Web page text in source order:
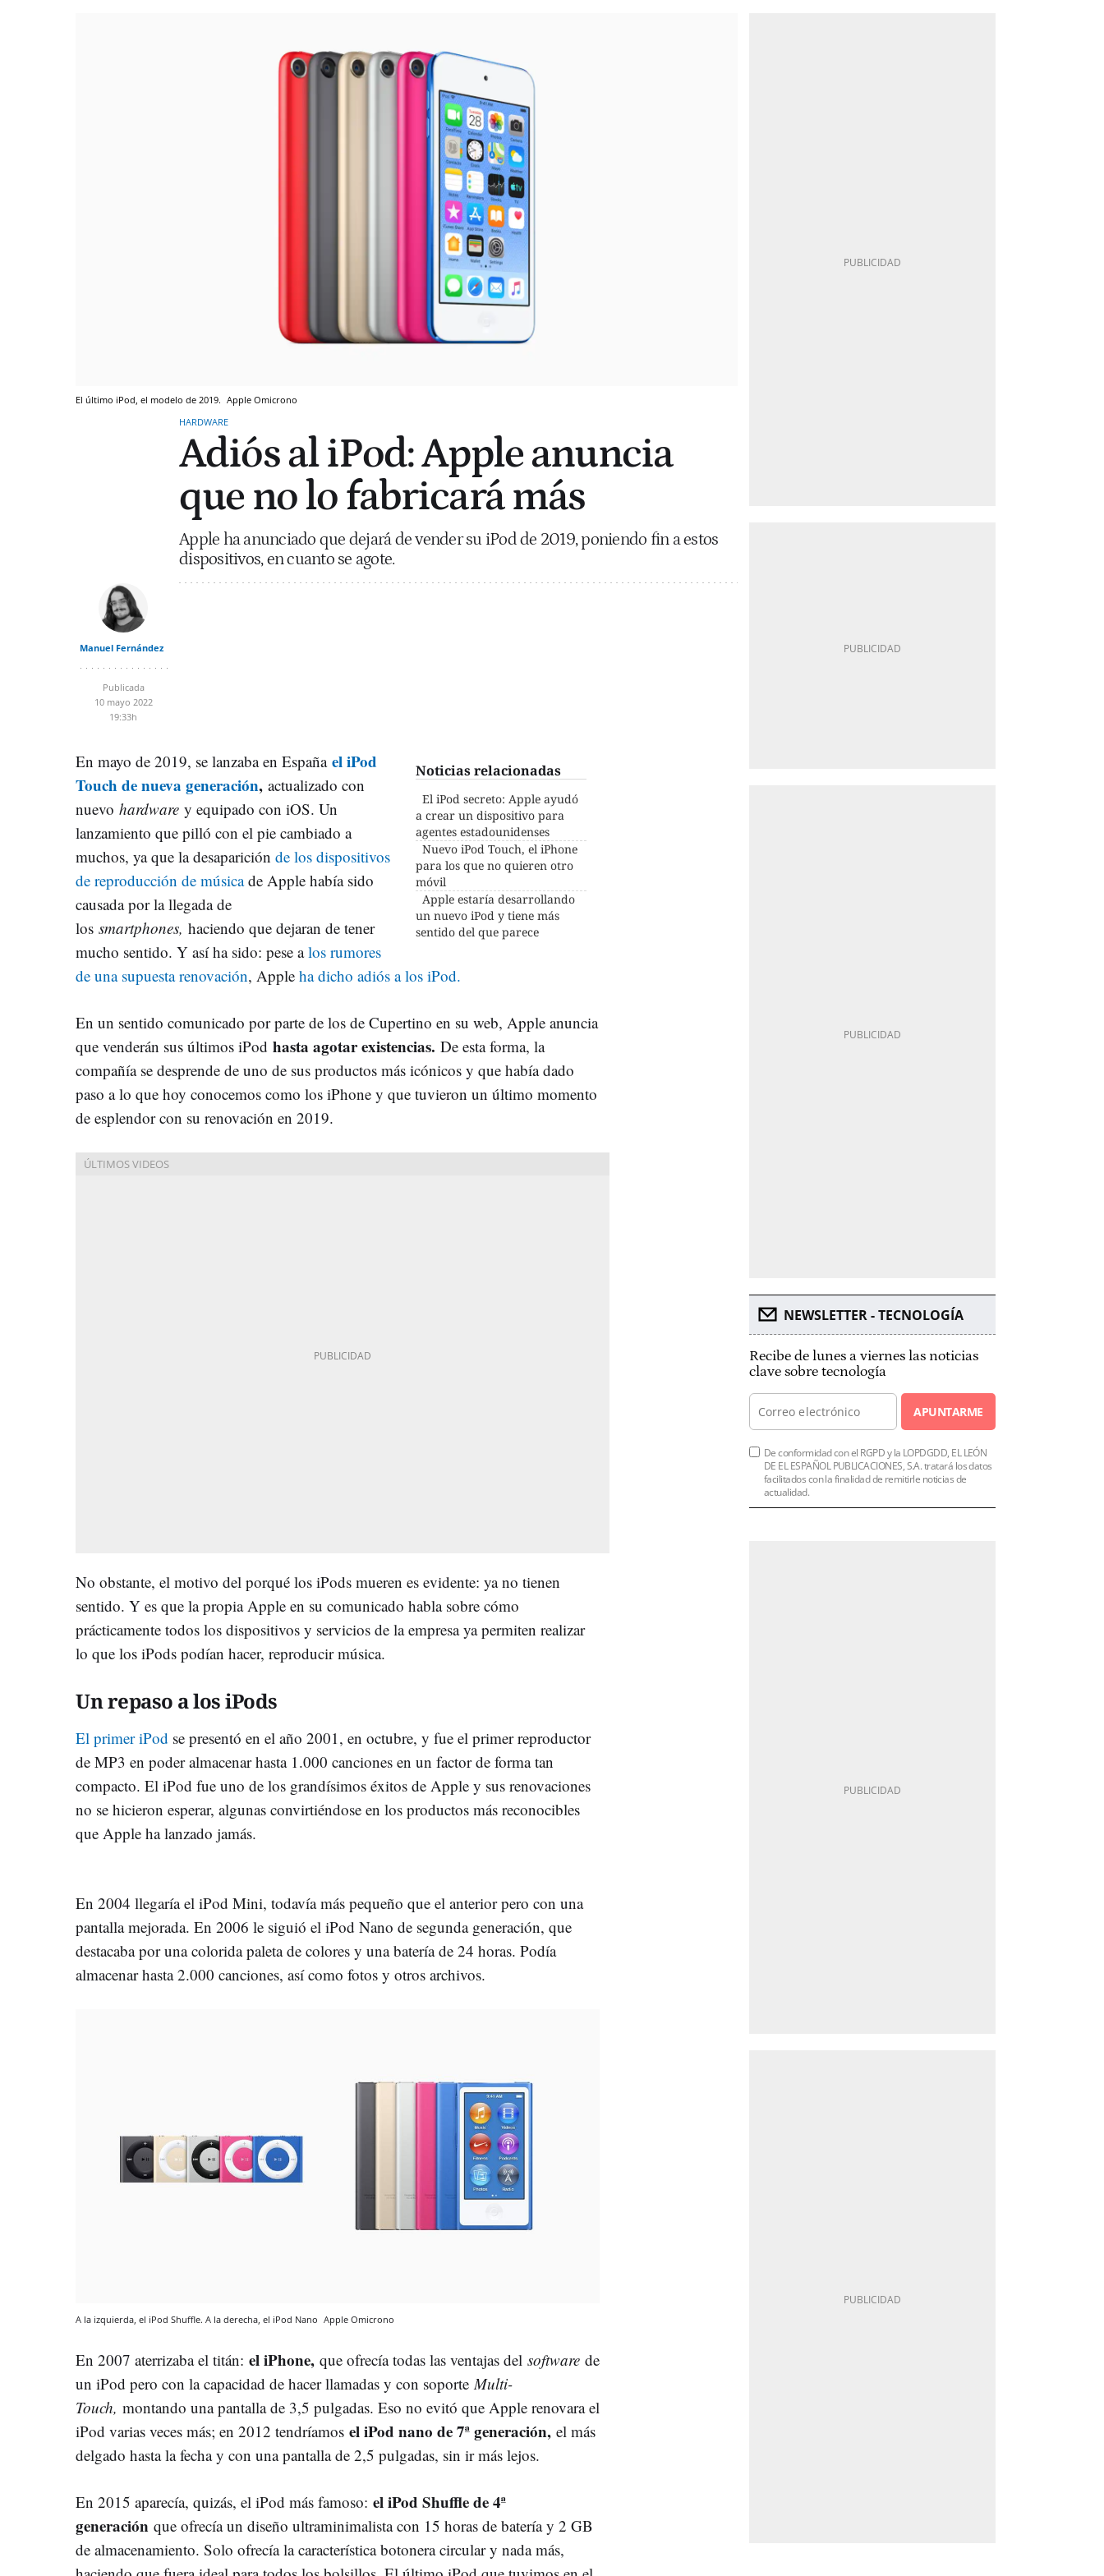
El último iPod, el modelo de 2019. Apple Omicrono
HARDWARE
Adiós al iPod: Apple anuncia
que no lo fabricará más
Apple ha anunciado que dejará de vender su iPod de 2019, poniendo fin a estos
dispositivos, en cuanto se agote.
Manuel Fernández
Publicada
10 mayo 2022
19:33h
Noticias relacionadas
El iPod secreto: Apple ayudó
a crear un dispositivo para
agentes estadounidenses
Nuevo iPod Touch, el iPhone
para los que no quieren otro
móvil
Apple estaría desarrollando
un nuevo iPod y tiene más
sentido del que parece
En mayo de 2019, se lanzaba en España el iPod
Touch de nueva generación, actualizado con
nuevo hardware y equipado con iOS. Un
lanzamiento que pilló con el pie cambiado a
muchos, ya que la desaparición de los dispositivos
de reproducción de músicade Apple había sido
causada por la llegada de
los smartphones, haciendo que dejaran de tener
mucho sentido. Y así ha sido: pese alos rumores
de una supuesta renovación, Apple ha dicho adiós a los iPod.
En un sentido comunicado por parte de los de Cupertino en su web, Apple anuncia
que venderán sus últimos iPod hasta agotar existencias. De esta forma, la
compañía se desprende de uno de sus productos más icónicos y que había dado
paso a lo que hoy conocemos como los iPhone y que tuvieron un último momento
de esplendor con su renovación en 2019.
No obstante, el motivo del porqué los iPods mueren es evidente: ya no tienen
sentido. Y es que la propia Apple en su comunicado habla sobre cómo
prácticamente todos los dispositivos y servicios de la empresa ya permiten realizar
lo que los iPods podían hacer, reproducir música.
Un repaso a los iPods
El primer iPod se presentó en el año 2001, en octubre, y fue el primer reproductor
de MP3 en poder almacenar hasta 1.000 canciones en un factor de forma tan
compacto. El iPod fue uno de los grandísimos éxitos de Apple y sus renovaciones
no se hicieron esperar, algunas convirtiéndose en los productos más reconocibles
que Apple ha lanzado jamás.
En 2004 llegaría el iPod Mini, todavía más pequeño que el anterior pero con una
pantalla mejorada. En 2006 le siguió el iPod Nano de segunda generación, que
destacaba por una colorida paleta de colores y una batería de 24 horas. Podía
almacenar hasta 2.000 canciones, así como fotos y otros archivos.
A la izquierda, el iPod Shuffle. A la derecha, el iPod Nano Apple Omicrono
En 2007 aterrizaba el titán: el iPhone, que ofrecía todas las ventajas del software de
un iPod pero con la capacidad de hacer llamadas y con soporteMulti-
Touch, montando una pantalla de 3,5 pulgadas. Eso no evitó que Apple renovara el
iPod varias veces más; en 2012 tendríamos el iPod nano de 7ª generación, el más
delgado hasta la fecha y con una pantalla de 2,5 pulgadas, sin ir más lejos.
En 2015 aparecía, quizás, el iPod más famoso: el iPod Shuffle de 4ª
generación que ofrecía un diseño ultraminimalista con 15 horas de batería y 2 GB
de almacenamiento. Solo ofrecía la característica botonera circular y nada más,
NEWSLETTER - TECNOLOGÍA
Recibe de lunes a viernes las noticias
clave sobre tecnología
APUNTARME
De conformidad con el RGPD y la LOPDGDD, EL LEÓN
DE EL ESPAÑOL PUBLICACIONES, S.A. tratará los datos
facilitados con la finalidad de remitirle noticias de
actualidad.